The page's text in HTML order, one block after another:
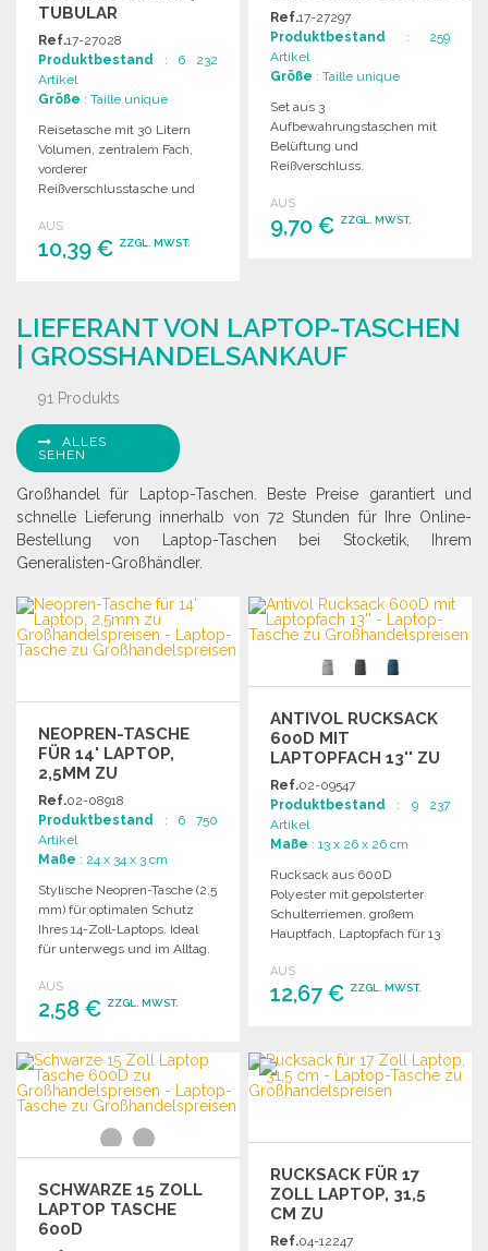
TUBULAR
Ref.17-27028
Produktbestand : 6 232
Artikel
Größe : Taille unique
Reisetasche mit 30 Litern
Volumen, zentralem Fach,
vorderer
Reißverschlusstasche und
Druckflächen vorhanden.
AUS
10,39 € ZZGL. MWST.
Angebot anfordern
Ref.17-27297
Produktbestand : 259
Artikel
Größe : Taille unique
Set aus 3
Aufbewahrungstaschen mit
Belüftung und
Reißverschluss.
22x8, 41x8.
AUS
9,70 € ZZGL. MWST.
LIEFERANT VON LAPTOP-TASCHEN
| GROSSHANDELSANKAUF
91 Produkts
ALLES
SEHEN
Großhandel für Laptop-Taschen. Beste Preise garantiert und
schnelle Lieferung innerhalb von 72 Stunden für Ihre Online-
Bestellung von Laptop-Taschen bei Stocketik, Ihrem
Generalisten-Großhändler.
NEOPREN-TASCHE
FÜR 14' LAPTOP,
2,5MM ZU
GROSSHANDELSPREISEN
Ref.02-08918
Produktbestand : 6 750
Artikel
Maße : 24 x 34 x 3 cm
Stylische Neopren-Tasche (2,5
mm) für optimalen Schutz
Ihres 14-Zoll-Laptops. Ideal
für unterwegs und im Alltag.
AUS
2,58 € ZZGL. MWST.
BESTELLEN
Angebot anfordern
ANTIVOL RUCKSACK
600D MIT
LAPTOPFACH 13'' ZU
GROSSHANDELSPREISEN
Ref.02-09547
Produktbestand : 9 237
Artikel
Maße : 13 x 26 x 26 cm
Rucksack aus 600D
Polyester mit gepolsterter
Schulterriemen, großem
Hauptfach, Laptopfach für 13
AUS
12,67 € ZZGL. MWST.
Angebot anfordern
SCHWARZE 15 ZOLL
LAPTOP TASCHE
600D
RUCKSACK FÜR 17
ZOLL LAPTOP, 31,5
CM ZU
GROSSHANDELSPREISEN
Ref.04-12247